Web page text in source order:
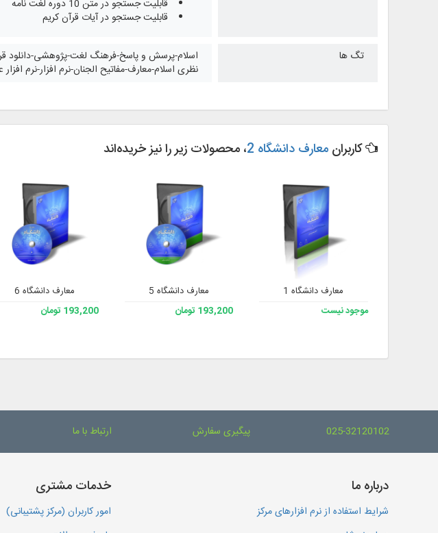
قابلیت جستجو در متن 10 دوره لغت نامه
قابلیت جستجو در آیات قرآن کریم
تگ ها
اسلام-پرسش و پاسخ-فرهنگ لغت-پژوهشی-دانلود
نظری اسلام-معارف-مفاتیح الجنان-نرم افزار-نرم
کاربرانمعارف دانشگاه 2 ، محصولات زیر را نیز خریده‌اند
معارف دانشگاه 1
موجود نیست
معارف دانشگاه 5
193,200 تومان
معارف دانشگاه 6
193,200 تومان
025-32120102 پیگیری سفارش ارتباط با ما
درباره ما
شرایط استفاده از نرم افزارهای مرکز
خدمات مشتری
امور کاربران (مرکز پشتیبانی)